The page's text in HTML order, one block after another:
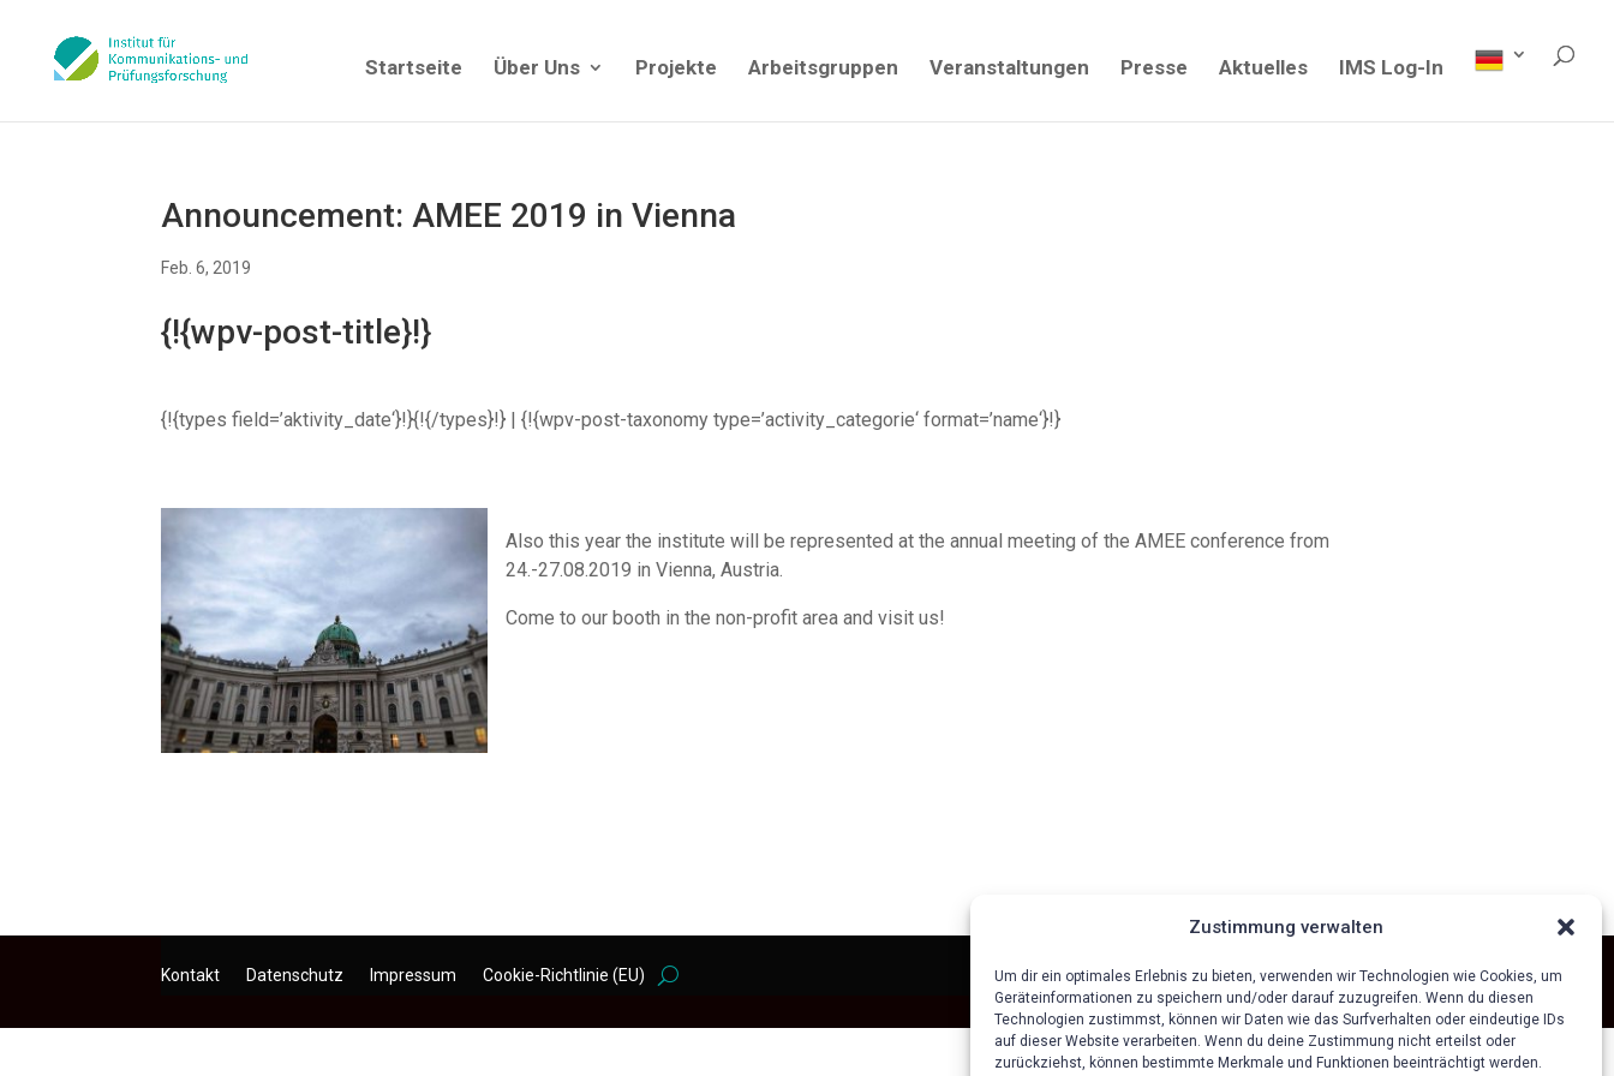
Zustimmung verwalten
Um dir ein optimales Erlebnis zu bieten, verwenden wir Technologien wie Cookies, um
Geräteinformationen zu speichern und/oder darauf zuzugreifen. Wenn du diesen
Technologien zustimmst, können wir Daten wie das Surfverhalten oder eindeutige IDs
auf dieser Website verarbeiten. Wenn du deine Zustimmung nicht erteilst oder
zurückziehst, können bestimmte Merkmale und Funktionen beeinträchtigt werden.
Startseite Über Uns Projekte Arbeitsgruppen Veranstaltungen Presse Aktuelles IMS Log-In
Announcement: AMEE 2019 in Vienna
Feb. 6, 2019
{!{wpv-post-title}!}
{!{types field=’aktivity_date‘}!}{!{/types}!} | {!{wpv-post-taxonomy type=’activity_categorie‘ format=’name‘}!}
Also this year the institute will be represented at the annual meeting of the AMEE conference from
24.-27.08.2019 in Vienna, Austria.
Come to our booth in the non-profit area and visit us!
Kontakt Datenschutz Impressum Cookie-Richtlinie (EU)